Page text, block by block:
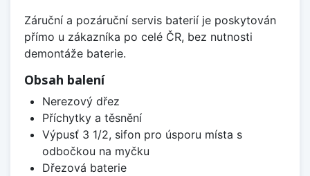
Záruční a pozáruční servis baterií je poskytován
přímo u zákazníka po celé ČR, bez nutnosti
demontáže baterie.
Obsah balení
Nerezový dřez
Příchytky a těsnění
Výpusť 3 1/2, sifon pro úsporu místa s
odbočkou na myčku
Dřezová baterie